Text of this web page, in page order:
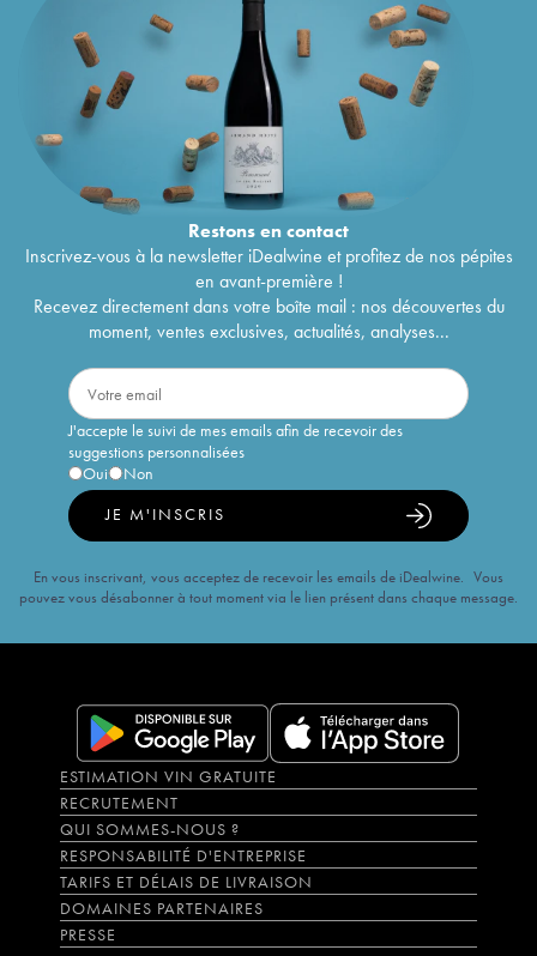
Restons encontact
Inscrivez-vous à la newsletter iDealwine et profitez de nos pépites
en avant-première !
Recevez directement dans votre boîte mail : nos découvertes du
moment, ventes exclusives, actualités, analyses...
J'accepte le suivi de mes emails afin de recevoir des
suggestions personnalisées
Oui
Non
JE M'INSCRIS
En vous inscrivant, vous acceptez de recevoir les emails de iDealwine. Vous
pouvez vous désabonner à tout moment via le lien présent dans chaque message.
ESTIMATION VIN GRATUITE
RECRUTEMENT
QUI SOMMES-NOUS ?
RESPONSABILITÉ D'ENTREPRISE
TARIFS ET DÉLAIS DE LIVRAISON
DOMAINES PARTENAIRES
PRESSE